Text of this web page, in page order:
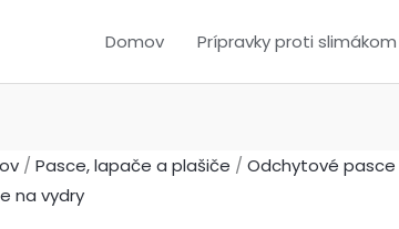
Domov Prípravky proti slimákom
/ Pasce, lapače a plašiče / Odchytové pasce
na vydry